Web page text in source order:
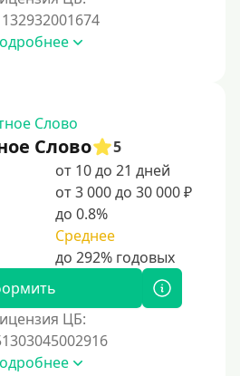
платежей СБП
Слово
5
от 10 до 21 дней
от 3 000 до 30 000 ₽
до 0.8%
Среднее
ЦБ: